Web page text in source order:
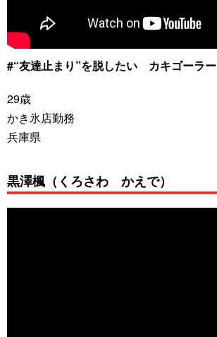
#“友達止まり”を脱したい カキゴーラー
29歳
かき氷店勤務
兵庫県
黒澤楓（くろさわ かえで）